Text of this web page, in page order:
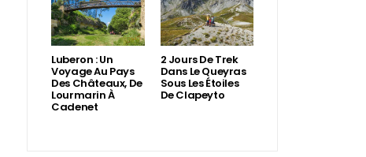
Luberon : Un
Voyage Au Pays
Des Châteaux, De
Lourmarin À
Cadenet
2 Jours De Trek
Dans Le Queyras
Sous Les Étoiles
De Clapeyto